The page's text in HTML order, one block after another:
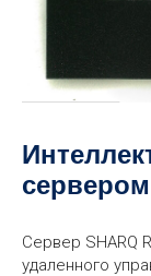
Сервер SHARQ
удаленного